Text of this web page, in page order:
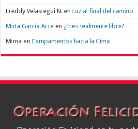
Freddy Velastegui N. enLuz al final del camino
Mirta García Arce en ¿Eres realmente libre?
Mirna enCampamentos hacia la Cima